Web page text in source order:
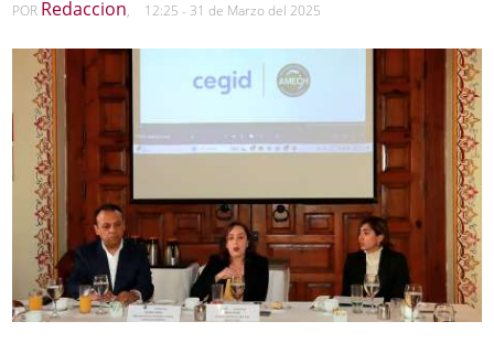
POR Redaccion, 12:25 - 31 de Marzo del 2025